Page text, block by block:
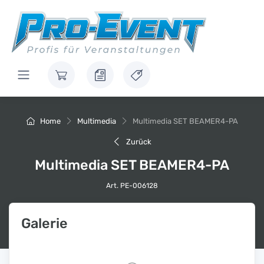
Home Multimedia Multimedia SET BEAMER4-PA
Zurück
Multimedia SET BEAMER4-PA
Art. PE-006128
Galerie